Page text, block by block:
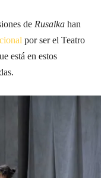
de Rusalka han
por ser el Teatro
está en estos